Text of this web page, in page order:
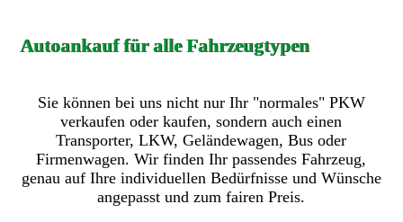
Autoankauf für alle Fahrzeugtypen
Sie können bei uns nicht nur Ihr "normales" PKW
verkaufen oder kaufen, sondern auch einen
Transporter, LKW, Geländewagen, Bus oder
Firmenwagen. Wir finden Ihr passendes Fahrzeug,
genau auf Ihre individuellen Bedürfnisse und Wünsche
angepasst und zum fairen Preis.